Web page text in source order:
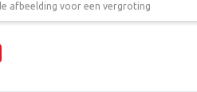
afbeelding voor een vergroting